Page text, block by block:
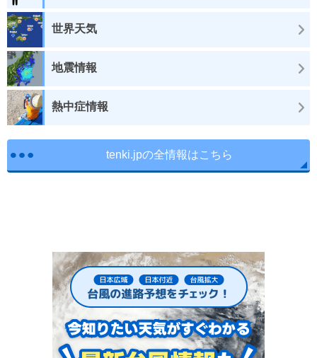
世界天気
地震情報
熱中症情報
tenki.jpの全情報はこちら